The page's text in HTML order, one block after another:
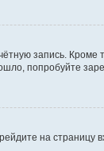
запись.
попробуйте
на